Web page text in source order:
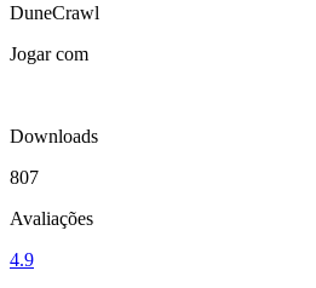
DuneCrawl
Jogar com
Downloads
807
Avaliações
4.9